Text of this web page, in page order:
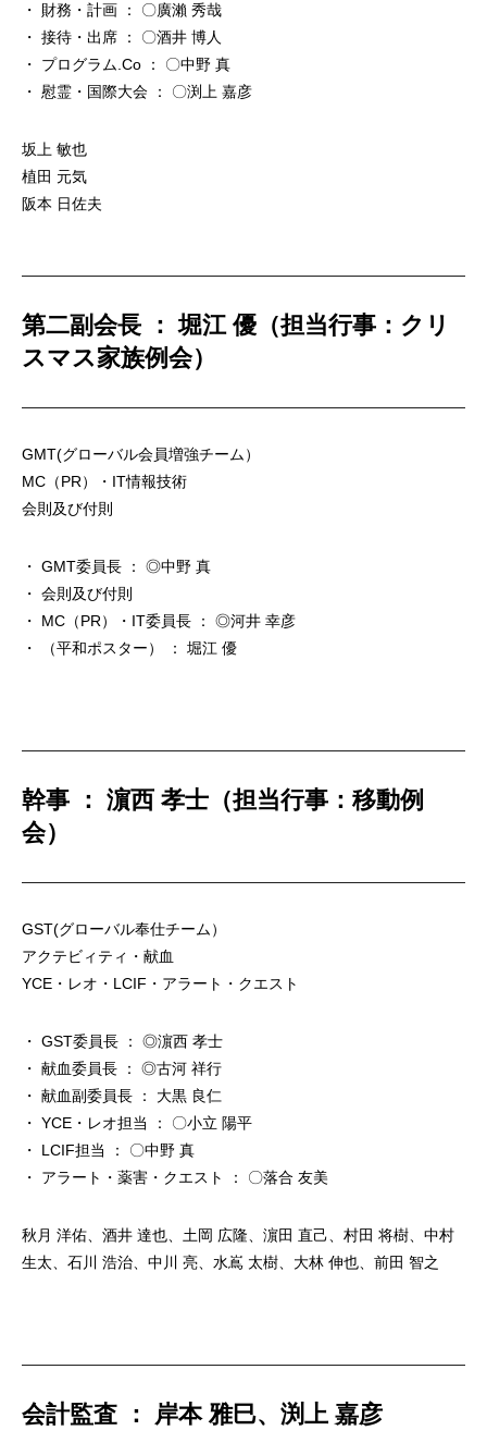
・ 財務・計画 ： 〇廣瀨 秀哉
・ 接待・出席 ： 〇酒井 博人
・ プログラム.Co ： 〇中野 真
・ 慰霊・国際大会 ： 〇渕上 嘉彦
坂上 敏也
植田 元気
阪本 日佐夫
第二副会長 ： 堀江 優（担当行事：クリ
スマス家族例会）
GMT(グローバル会員増強チーム）
MC（PR）・IT情報技術
会則及び付則
・ GMT委員長 ： ◎中野 真
・ 会則及び付則
・ MC（PR）・IT委員長 ： ◎河井 幸彦
・ （平和ポスター） ： 堀江 優
幹事 ： 濵西 孝士（担当行事：移動例
会）
GST(グローバル奉仕チーム）
アクテビィティ・献血
YCE・レオ・LCIF・アラート・クエスト
・ GST委員長 ： ◎濵西 孝士
・ 献血委員長 ： ◎古河 祥行
・ 献血副委員長 ： 大黒 良仁
・ YCE・レオ担当 ： 〇小立 陽平
・ LCIF担当 ： 〇中野 真
・ アラート・薬害・クエスト ： 〇落合 友美
秋月 洋佑、酒井 達也、土岡 広隆、濵田 直己、村田 将樹、中村
生太、石川 浩治、中川 亮、水嶌 太樹、大林 伸也、前田 智之
会計監査 ： 岸本 雅巳、渕上 嘉彦